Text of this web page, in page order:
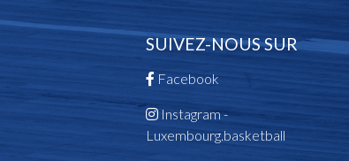
SUIVEZ-NOUS SUR
Facebook
Instagram -
Luxembourg.basketball